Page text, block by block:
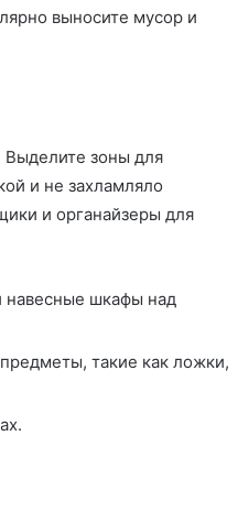
выносите мусор и
Выделите зоны для
и не захламляло
и органайзеры для
навесные шкафы над
такие как ложки,